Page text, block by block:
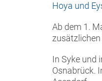
Hoya und
Ab dem 1.
zusätzlichen
In Syke und
Osnabrück.